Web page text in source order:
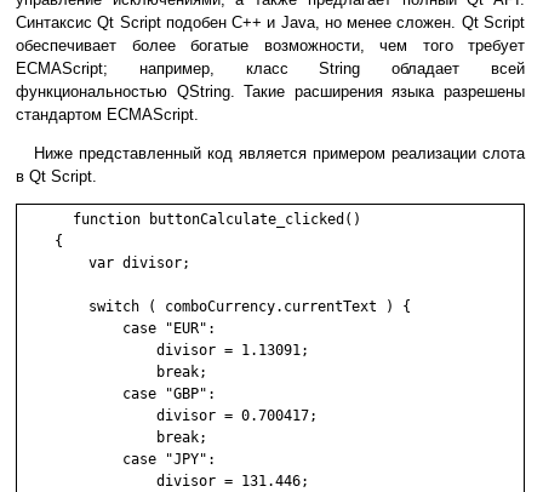
Синтаксис Qt Script подобен C++ и Java, но менее сложен. Qt Script
обеспечивает более богатые возможности, чем того требует
ECMAScript; например, класс String обладает всей
функциональностью QString. Такие расширения языка разрешены
стандартом ECMAScript.
Ниже представленный код является примером реализации слота
в Qt Script.
    function buttonCalculate_clicked()
    {
        var divisor;
        switch ( comboCurrency.currentText ) {
            case "EUR":
                divisor = 1.13091;
                break;
            case "GBP":
                divisor = 0.700417;
                break;
            case "JPY":
                divisor = 131.446;